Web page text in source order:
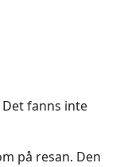
fanns inte
på resan. Den